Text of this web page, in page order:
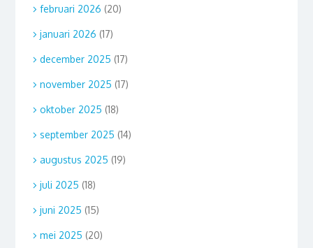
februari 2026 (20)
januari 2026 (17)
december 2025 (17)
november 2025 (17)
oktober 2025 (18)
september 2025 (14)
augustus 2025 (19)
juli 2025 (18)
juni 2025 (15)
mei 2025 (20)